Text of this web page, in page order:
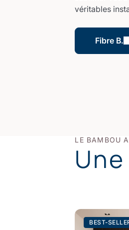
véritables
Fibre B.
LE BAMBOU
BEST-